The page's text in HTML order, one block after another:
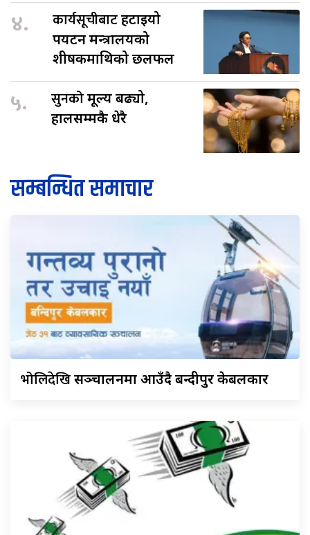
४. कार्यसूचीबाटहटाइयो
पर्यटन मन्त्रालयको
शीर्षकमाथिको छलफल
५. सुनकोमूल्य बढ्यो,
हालसम्मकै धेरै
सम्बन्धित समाचार
भोलिदेखिसञ्चालनमा आउँदै बन्दीपुर केबलकार